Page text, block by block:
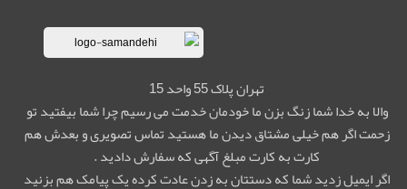
تهران پلاک 55 واحد 15
والا به خدا شما زنگ بزن ما خودمان خدمت می رسیم چرا شما بیفتید تو
زحمت اگر هم خیلی مشتاق دیدن ما هستید تماس تصویری و بعدش هم
کارت به کارت مبلغ آگهی که سفارش دادید .
اگر ایمیل زدید شما که دستتان به زدن عادت کرده یک پیامک هم بزنید